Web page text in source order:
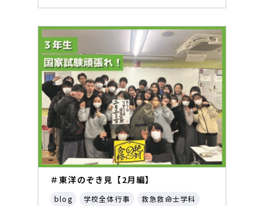
＃東洋のぞき見【2月編】
blog 学校全体行事
救急救命士学科